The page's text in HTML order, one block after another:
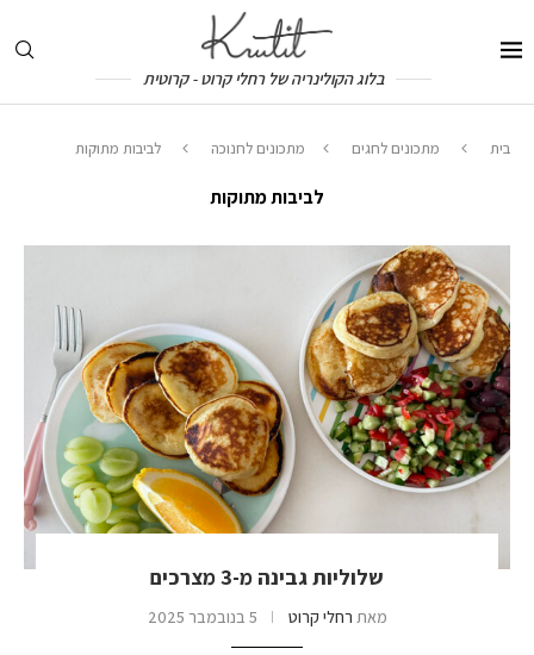
בלוג הקולינריה של רחלי קרוט - קרוטית
בית מתכונים לחגים מתכונים לחנוכה לביבות מתוקות
לביבות מתוקות
שלוליות גבינה מ-3 מצרכים
מאת רחלי קרוט 5 בנובמבר 2025